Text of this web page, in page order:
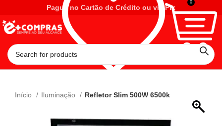
Pague no Cartão de Crédito ou via Pix
0
Início Iluminação Refletor Slim 500W 6500k